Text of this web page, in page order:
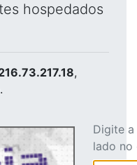
hospedados
,
Digite
lado no